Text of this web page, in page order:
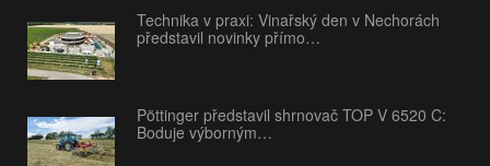
Technika v praxi: Vinařský den v Nechorách
představil novinky přímo…
Pöttinger představil shrnovač TOP V 6520 C:
Boduje výborným…